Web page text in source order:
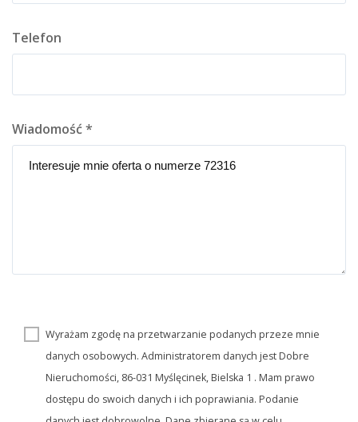
Telefon
Wiadomość *
Wyrażam zgodę na przetwarzanie podanych przeze mnie
danych osobowych. Administratorem danych jest Dobre
Nieruchomości, 86-031 Myślęcinek, Bielska 1 . Mam prawo
dostępu do swoich danych i ich poprawiania. Podanie